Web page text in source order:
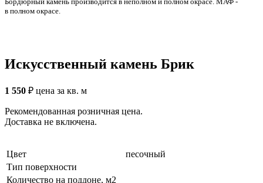
в полном окрасе.
Искусственный камень Брик
1 550 ₽ цена за кв. м
Рекомендованная розничная цена.
Доставка не включена.
Цвет
песочный
Тип поверхности
Количество на поддоне, м2